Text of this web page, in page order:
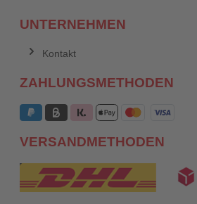
UNTERNEHMEN
Kontakt
ZAHLUNGSMETHODEN
VERSANDMETHODEN